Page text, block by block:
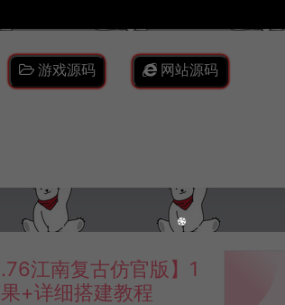
游戏源码 网站源码
江南复古仿官版】1
+详细搭建教程